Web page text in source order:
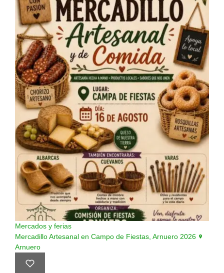
Mercados y ferias
Mercadillo Artesanal en Campo de Fiestas, Arnuero 2026
Arnuero